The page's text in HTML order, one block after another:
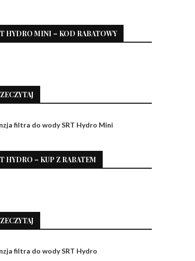
HYDRO MINI – KOD RABATOWY
filtra do wody SRT Hydro Mini
HYDRO – KUP Z RABATEM
filtra do wody SRT Hydro